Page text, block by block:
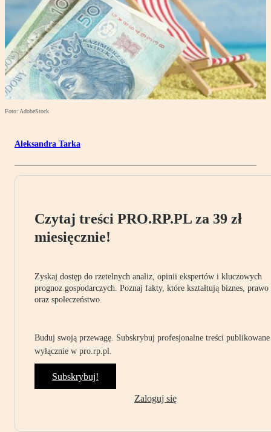
Foto: AdobeStock
Aleksandra Tarka
Czytaj treści PRO.RP.PL za 39 zł
miesięcznie!
Zyskaj dostęp do rzetelnych analiz, opinii ekspertów i kluczowych
prognoz gospodarczych. Poznaj fakty, które kształtują biznes, prawo
oraz społeczeństwo.
Buduj swoją przewagę. Subskrybuj profesjonalne treści publikowane
wyłącznie w pro.rp.pl.
Subskrybuj!
Zaloguj się